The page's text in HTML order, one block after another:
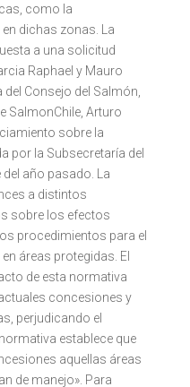
como la
dichas zonas. La
a una solicitud
Raphael y Mauro
Consejo del Salmón,
SalmonChile, Arturo
sobre la
por la Subsecretaría del
año pasado. La
a distintos
sobre los efectos
procedimientos para el
áreas protegidas. El
de esta normativa
concesiones y
perjudicando el
establece que
aquellas áreas
de manejo». Para